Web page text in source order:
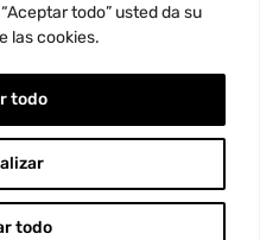
todo” usted da su
las cookies.
todo
todo
Horario
Mañanas de 10:00 a 14:00
Tardes de 17:00 a 20:30 h
Síguenos
Blog
Instagram
Facebook